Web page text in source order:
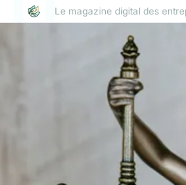
Le magazine digital des